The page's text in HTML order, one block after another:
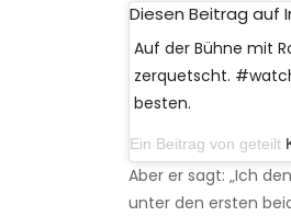
Diesen Beitrag auf
Auf der Bühne mit
zerquetscht.
besten.
Ein Beitrag von geteilt
Aber er sagt: „Ich
unter den ersten